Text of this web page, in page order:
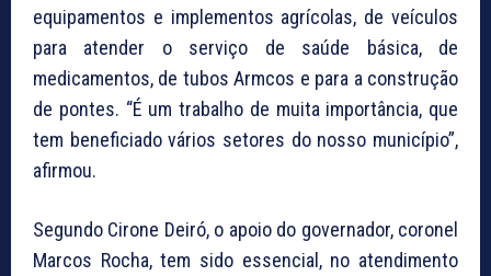
equipamentos e implementos agrícolas, de veículos
para atender o serviço de saúde básica, de
medicamentos, de tubos Armcos e para a construção
de pontes. “É um trabalho de muita importância, que
tem beneficiado vários setores do nosso município”,
afirmou.
Segundo Cirone Deiró, o apoio do governador, coronel
Marcos Rocha, tem sido essencial, no atendimento